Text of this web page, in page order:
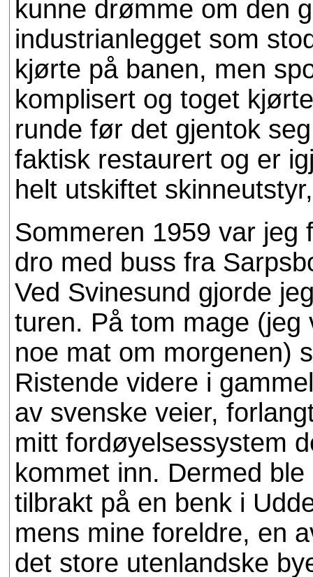
kunne drømme om den
industrianlegget som
kjørte på banen, men
komplisert og toget
runde før det gjentok
faktisk restaurert og er
helt utskiftet
Sommeren 1959 var jeg
dro med buss fra
Ved Svinesund gjorde
turen. På tom mage
noe mat om morgenen)
Ristende videre i
av svenske veier,
mitt fordøyelsessystem
kommet inn. Dermed
tilbrakt på en benk i
mens mine foreldre, en
det store utenlandske